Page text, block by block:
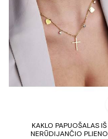
KAKLO PAPUOŠALAS IŠ
NERŪDIJANČIO PLIENO